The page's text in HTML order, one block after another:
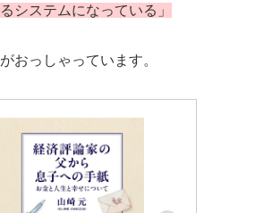
システムになっている」
おっしゃっています。